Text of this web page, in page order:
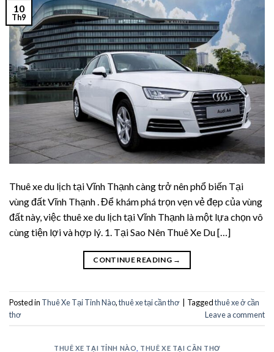
panel
panel
panel
panel
panel
panel
Panel
panel
Panel
panel
10
Th9
Thuê xe du lịch tại Vĩnh Thạnh càng trở nên phổ biến Tại
vùng đất Vĩnh Thạnh . Để khám phá trọn vẹn vẻ đẹp của vùng
đất này, việc thuê xe du lịch tại Vĩnh Thạnh là một lựa chọn vô
cùng tiện lợi và hợp lý. 1. Tại Sao Nên Thuê Xe Du […]
CONTINUE READING →
Posted in Thuê Xe Tại Tỉnh Nào,thuê xe tại cần thơ Taggedthuê xe ở cần
thơ
Leave a comment
THUÊ XE TẠI TỈNH NÀO THUÊ XE TẠI CẦN THƠ